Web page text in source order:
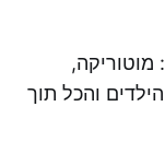
והכל תוך